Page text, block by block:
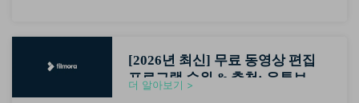
[2026년 최신] 무료 동영상 편집
프로그램 순위 & 추천: 유튜브 초
더 알아보기 >